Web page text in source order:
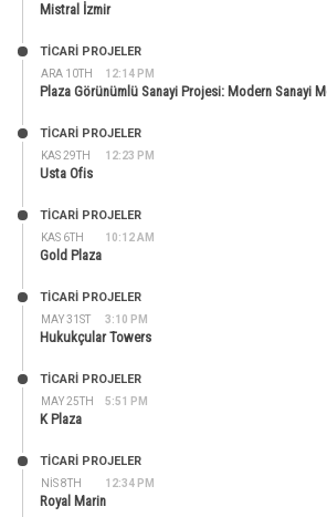
Mistral İzmir
ARA 10TH 12:14 PM
TİCARİ PROJELER
Plaza Görünümlü Sanayi Projesi: Modern Sanayi
KAS 29TH 12:23 PM
TİCARİ PROJELER
Usta Ofis
KAS 6TH 10:12 AM
TİCARİ PROJELER
Gold Plaza
MAY 31ST 3:10 PM
TİCARİ PROJELER
Hukukçular Towers
MAY 25TH 5:51 PM
TİCARİ PROJELER
K Plaza
NIS 8TH 12:34 PM
TİCARİ PROJELER
Royal Marin